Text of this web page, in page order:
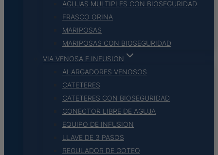
AGUJAS MULTIPLES CON BIOSEGURIDAD
FRASCO ORINA
MARIPOSAS
MARIPOSAS CON BIOSEGURIDAD
VIA VENOSA E INFUSION
ALARGADORES VENOSOS
CATETERES
CATETERES CON BIOSEGURIDAD
CONECTOR LIBRE DE AGUJA
EQUIPO DE INFUSION
LLAVE DE 3 PASOS
REGULADOR DE GOTEO